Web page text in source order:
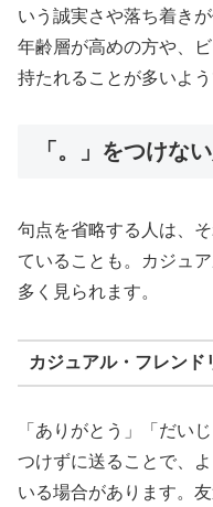
いう誠実さや落ち着き
年齢層が高めの方や、
持たれることが多いよう
「。」をつけな
句点を省略する人は、
ていることも。カジュ
多く見られます。
カジュアル・フレンド
「ありがとう」「だい
つけずに送ることで、
いる場合があります。